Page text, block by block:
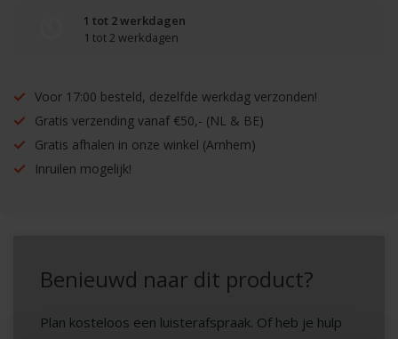
1 tot 2 werkdagen
1 tot 2 werkdagen
Voor 17:00 besteld, dezelfde werkdag verzonden!
Gratis verzending vanaf €50,- (NL & BE)
Gratis afhalen in onze winkel (Arnhem)
Inruilen mogelijk!
Benieuwd naar dit product?
Plan kosteloos een luisterafspraak. Of heb je hulp